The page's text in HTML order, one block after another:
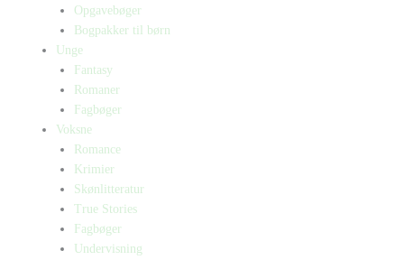
Opgavebøger
Bogpakker til børn
Unge
Fantasy
Romaner
Fagbøger
Voksne
Romance
Krimier
Skønlitteratur
True Stories
Fagbøger
Undervisning